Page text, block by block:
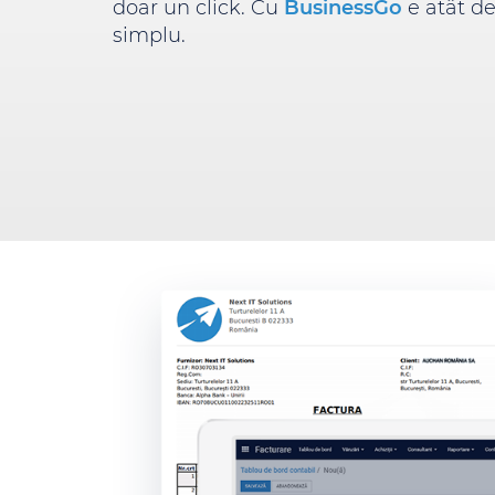
doar un click. Cu BusinessGo e atât de
simplu.